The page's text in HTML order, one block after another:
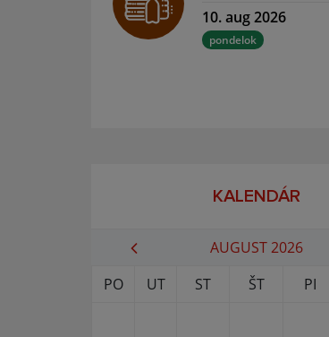
10. aug 2026
pondelok
KALENDÁR
AUGUST 2026
PO
UT ST ŠT PI